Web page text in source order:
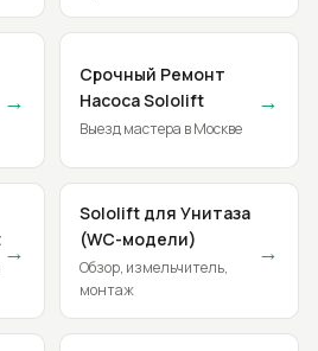
→
Срочный Ремонт
Насоса Sololift
Выезд мастера в Москве
→
→
Sololift для Унитаза
(WC-модели)
Обзор, измельчитель,
монтаж
→